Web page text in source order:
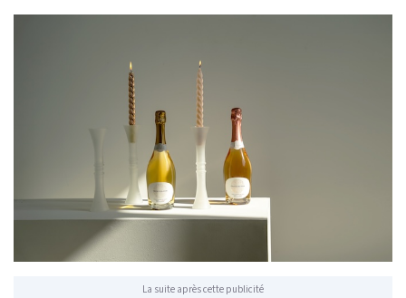
La suite après cette publicité